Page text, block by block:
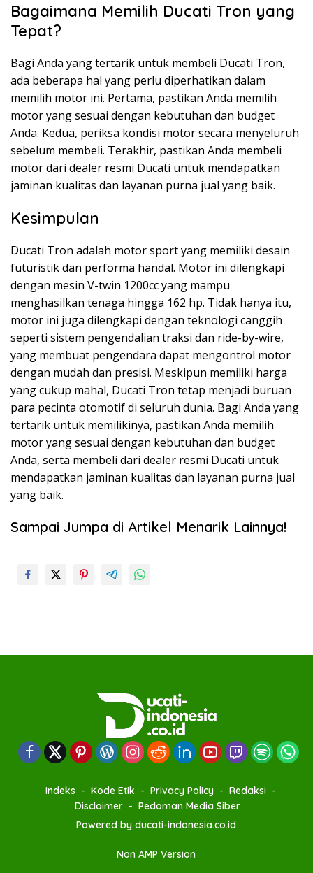
Bagaimana Memilih Ducati Tron yang
Tepat?
Bagi Anda yang tertarik untuk membeli Ducati Tron,
ada beberapa hal yang perlu diperhatikan dalam
memilih motor ini. Pertama, pastikan Anda memilih
motor yang sesuai dengan kebutuhan dan budget
Anda. Kedua, periksa kondisi motor secara menyeluruh
sebelum membeli. Terakhir, pastikan Anda membeli
motor dari dealer resmi Ducati untuk mendapatkan
jaminan kualitas dan layanan purna jual yang baik.
Kesimpulan
Ducati Tron adalah motor sport yang memiliki desain
futuristik dan performa handal. Motor ini dilengkapi
dengan mesin V-twin 1200cc yang mampu
menghasilkan tenaga hingga 162 hp. Tidak hanya itu,
motor ini juga dilengkapi dengan teknologi canggih
seperti sistem pengendalian traksi dan ride-by-wire,
yang membuat pengendara dapat mengontrol motor
dengan mudah dan presisi. Meskipun memiliki harga
yang cukup mahal, Ducati Tron tetap menjadi buruan
para pecinta otomotif di seluruh dunia. Bagi Anda yang
tertarik untuk memilikinya, pastikan Anda memilih
motor yang sesuai dengan kebutuhan dan budget
Anda, serta membeli dari dealer resmi Ducati untuk
mendapatkan jaminan kualitas dan layanan purna jual
yang baik.
Sampai Jumpa di Artikel Menarik Lainnya!
Indeks Kode Etik Privacy Policy
Redaksi
Disclaimer
Pedoman Media Siber
Powered by ducati-indonesia.co.id
Non AMP Version